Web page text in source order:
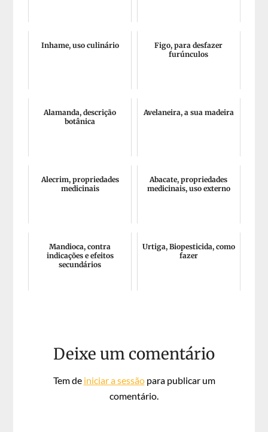
Inhame, uso culinário
Figo, para desfazer
furúnculos
Alamanda, descrição
botânica
Avelaneira, a sua madeira
Alecrim, propriedades
medicinais
Abacate, propriedades
medicinais, uso externo
Mandioca, contra
indicações e efeitos
secundários
Urtiga, Biopesticida, como
fazer
Deixe um comentário
Tem de iniciar a sessãopara publicar um
comentário.